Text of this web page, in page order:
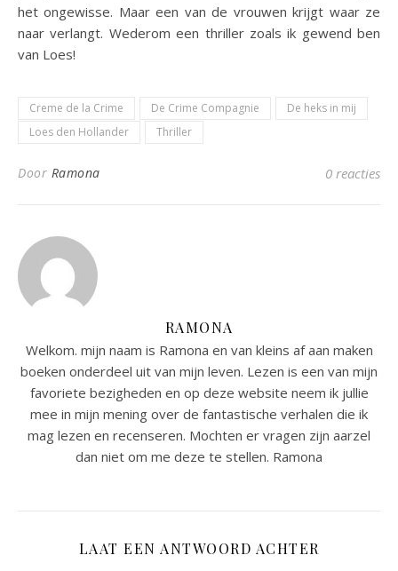
het ongewisse. Maar een van de vrouwen krijgt waar ze
naar verlangt. Wederom een thriller zoals ik gewend ben
van Loes!
Creme de la Crime De Crime Compagnie
De heks in mij
Loes den Hollander
Thriller
Door Ramona 0 reacties
RAMONA
Welkom. mijn naam is Ramona en van kleins af aan maken
boeken onderdeel uit van mijn leven. Lezen is een van mijn
favoriete bezigheden en op deze website neem ik jullie
mee in mijn mening over de fantastische verhalen die ik
mag lezen en recenseren. Mochten er vragen zijn aarzel
dan niet om me deze te stellen. Ramona
LAAT EEN ANTWOORD ACHTER